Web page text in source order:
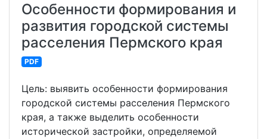
Особенности формирования и
развития городской системы
расселения Пермского края
PDF
Цель: выявить особенности формирования
городской системы расселения Пермского
края, а также выделить особенности
исторической застройки, определяемой